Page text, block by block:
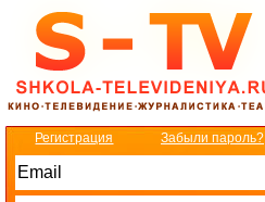
Регистрация Забыли пароль?